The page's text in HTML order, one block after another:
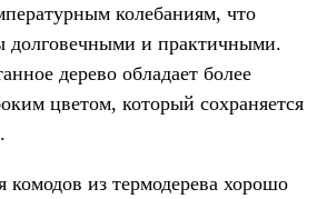
колебаниям, что
долговечными и практичными.
дерево обладает более
цветом, который сохраняется
комодов из термодерева хорошо